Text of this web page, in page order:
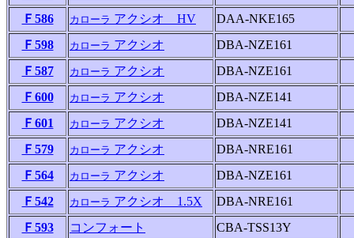
Ｆ586
カローラ アクシオ HV
DAA-NKE165
Ｆ598
カローラ アクシオ
DBA-NZE161
Ｆ587
カローラ アクシオ
DBA-NZE161
Ｆ600
カローラ アクシオ
DBA-NZE141
Ｆ601
カローラ アクシオ
DBA-NZE141
Ｆ579
カローラ アクシオ
DBA-NRE161
Ｆ564
カローラ アクシオ
DBA-NZE161
Ｆ542
カローラ アクシオ 1.5X
DBA-NRE161
Ｆ593
コンフォート
CBA-TSS13Y